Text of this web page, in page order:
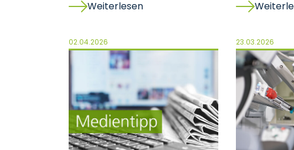
Weiterlesen
02.04.2026 23.03.2026